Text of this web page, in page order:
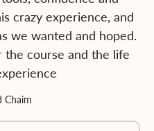
crazy experience, and
we wanted and hoped.
course and the life
Chaim